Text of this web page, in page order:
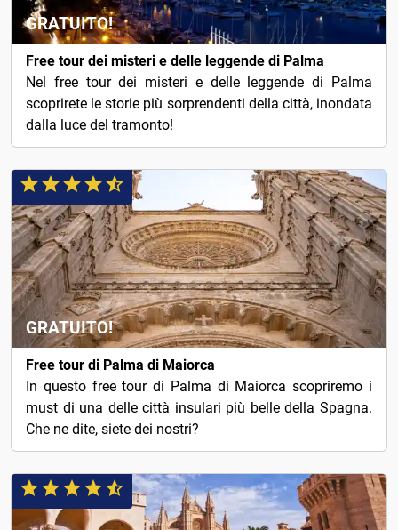
GRATUITO!
Free tour dei misteri e delle leggende di Palma
Nel free tour dei misteri e delle leggende di Palma
scoprirete le storie più sorprendenti della città, inondata
dalla luce del tramonto!
GRATUITO!
Free tour di Palma di Maiorca
In questo free tour di Palma di Maiorca scopriremo i
must di una delle città insulari più belle della Spagna.
Che ne dite, siete dei nostri?